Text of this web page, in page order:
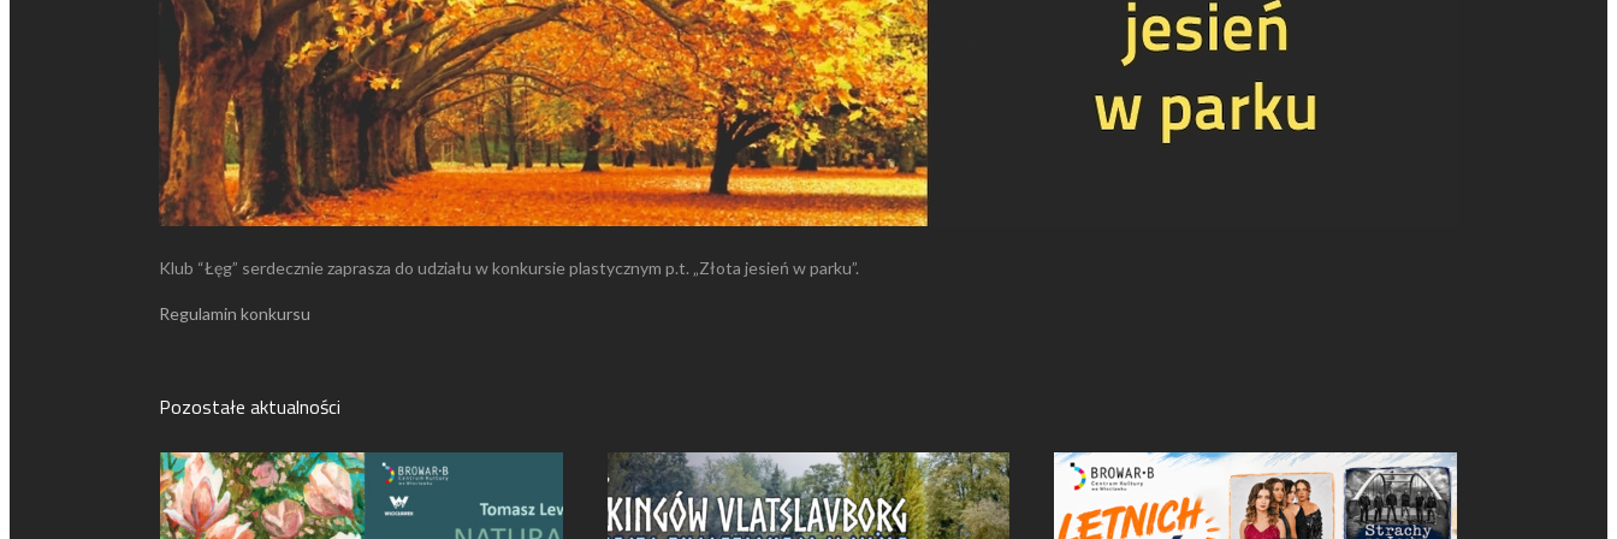
Klub “Łęg” serdecznie zaprasza do udziału w konkursie plastycznym p.t. „Złota jesień w parku”.
Regulamin konkursu
Pozostałe aktualności